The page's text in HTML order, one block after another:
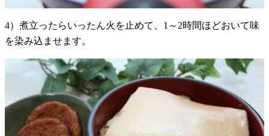
4）煮立ったらいったん火を止めて、1～2時間ほどおいて味
を染み込ませます。